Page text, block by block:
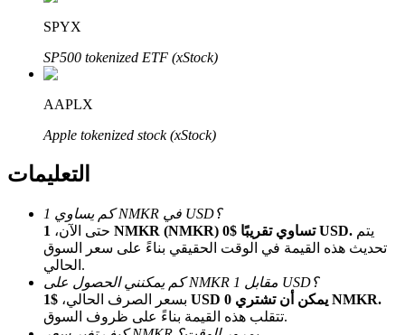
شركاء بيترو
شركاء Bitrue
SPYX
SP500 tokenized ETF (xStock)
AAPLX
Apple tokenized stock (xStock)
التعليمات
كم يساوي 1 NMKR في USD؟
حتى الآن،
1 NMKR (NMKR) تساوي تقريبًا $0 USD.
تحديث هذه القيمة في الوقت الحقيقي بناءً على سعر السوق
الحالي.
كم يمكنني الحصول على NMKR مقابل 1 USD؟
بسعر الصرف الحالي،
$1 USD يمكن أن تشتري 0 NMKR.
تتقلب هذه القيمة بناءً على ظروف السوق.